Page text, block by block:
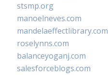
stsmp.org
manoelneves.com
mandelaeffectlibrary.com
roselynns.com
balanceyoganj.com
salesforceblogs.com